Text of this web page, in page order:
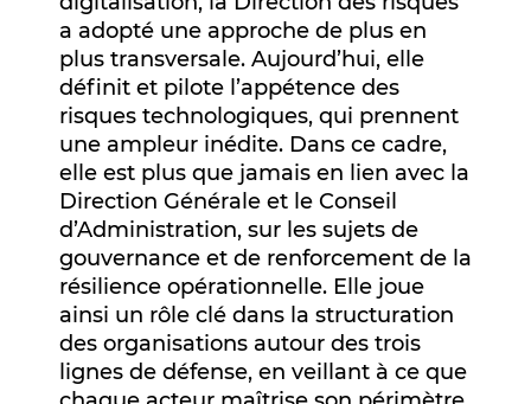
a adopté une approche de plus en
plus transversale. Aujourd’hui, elle
définit et pilote l’appétence des
risques technologiques, qui prennent
une ampleur inédite. Dans ce cadre,
elle est plus que jamais en lien avec la
Direction Générale et le Conseil
d’Administration, sur les sujets de
gouvernance et de renforcement de la
résilience opérationnelle. Elle joue
ainsi un rôle clé dans la structuration
des organisations autour des trois
lignes de défense, en veillant à ce que